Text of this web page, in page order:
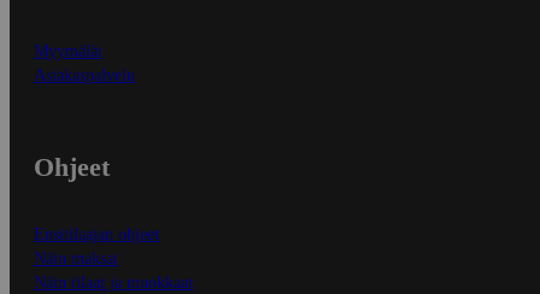
Myymälät
Asiakaspalvelu
Ohjeet
Ensitilaajan ohjeet
Näin maksat
Näin tilaat ja muokkaat